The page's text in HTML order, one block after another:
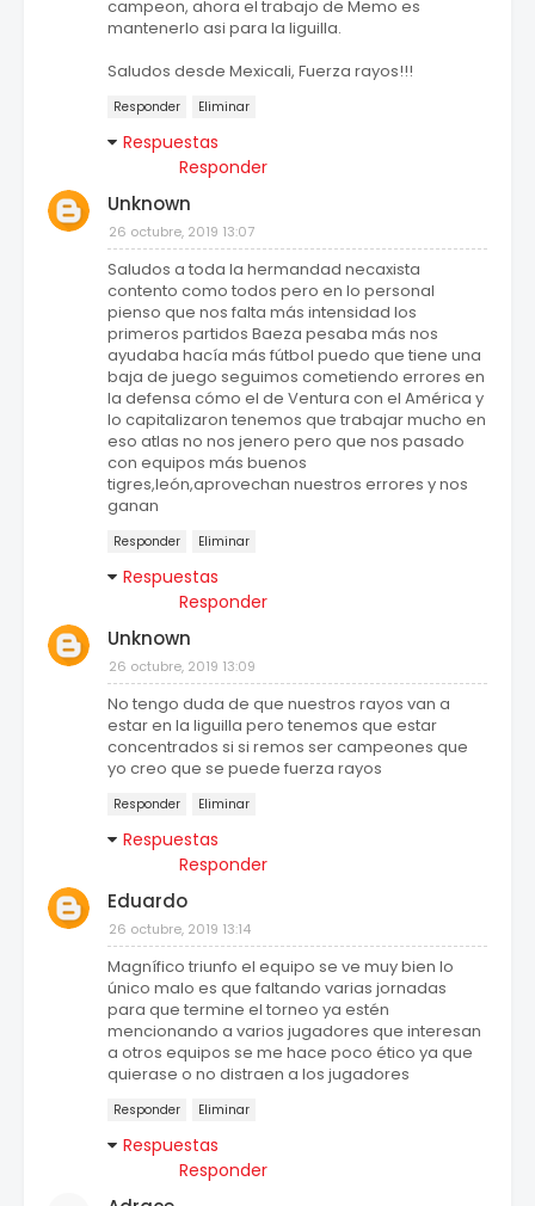
campeon, ahora el trabajo de Memo es
mantenerlo asi para la liguilla.
Saludos desde Mexicali, Fuerza rayos!!!
Responder Eliminar
Respuestas
Responder
Unknown
26 octubre, 2019 13:07
Saludos a toda la hermandad necaxista
contento como todos pero en lo personal
pienso que nos falta más intensidad los
primeros partidos Baeza pesaba más nos
ayudaba hacía más fútbol puedo que tiene una
baja de juego seguimos cometiendo errores en
la defensa cómo el de Ventura con el América y
lo capitalizaron tenemos que trabajar mucho en
eso atlas no nos jenero pero que nos pasado
con equipos más buenos
tigres,león,aprovechan nuestros errores y nos
ganan
Responder Eliminar
Respuestas
Responder
Unknown
26 octubre, 2019 13:09
No tengo duda de que nuestros rayos van a
estar en la liguilla pero tenemos que estar
concentrados si si remos ser campeones que
yo creo que se puede fuerza rayos
Responder Eliminar
Respuestas
Responder
Eduardo
26 octubre, 2019 13:14
Magnífico triunfo el equipo se ve muy bien lo
único malo es que faltando varias jornadas
para que termine el torneo ya estén
mencionando a varios jugadores que interesan
a otros equipos se me hace poco ético ya que
quierase o no distraen a los jugadores
Responder Eliminar
Respuestas
Responder